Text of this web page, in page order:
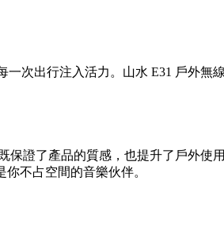
次出行注入活力。山水 E31 戶外無
保證了產品的質感，也提升了戶外使
不占空間的音樂伙伴。